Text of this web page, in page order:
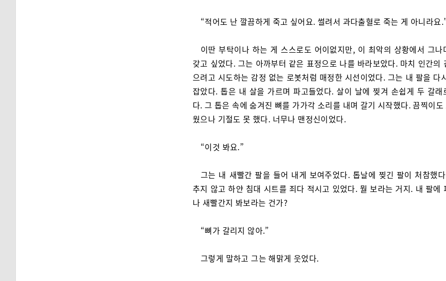
“적어도 난 깔끔하게 죽고 싶어요. 썰려서 과다출혈로 죽는 게 아니라요
이딴 부탁이나 하는 게 스스로도 어이없지만, 이 최악의 상황에서 그나
갖고 싶었다. 그는 아까부터 같은 표정으로 나를 바라보았다. 마치 인간의
으려고 시도하는 감정 없는 로봇처럼 매정한 시선이었다. 그는 내 팔을 다
잡았다. 톱은 내 살을 가르며 파고들었다. 살이 날에 찢겨 손쉽게 두 갈래
다. 그 톱은 속에 숨겨진 뼈를 가가각 소리를 내며 갈기 시작했다. 끔찍이
웠으나 기절도 못 했다. 너무나 맨정신이었다.
“이것 봐요.”
그는 내 새빨간 팔을 들어 내게 보여주었다. 톱날에 찢긴 팔이 처참했
추지 않고 하얀 침대 시트를 죄다 적시고 있었다. 뭘 보라는 거지. 내 팔에
나 새빨간지 봐보라는 건가?
“뼈가 갈리지 않아.”
그렇게 말하고 그는 해맑게 웃었다.